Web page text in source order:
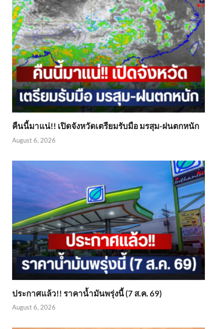
คืนนี้มาแน่!! เปิดจังหวัดเตรียมรับมือ มรสุม-ฝนตกหนัก
August 6, 2026
ประกาศแล้ว!! ราคาน้ำมันพรุ่งนี้ (7 ส.ค. 69)
August 6, 2026